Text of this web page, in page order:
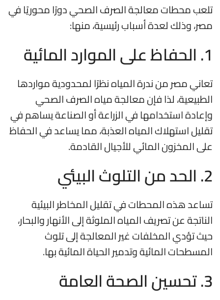
تلعب محطات معالجة الصرف الصحي دورًا محوريًا في
مصر، وذلك لعدة أسباب رئيسية، منها:
1. الحفاظ على الموارد المائية
تعاني مصر من ندرة المياه نظرًا لمحدودية مواردها
الطبيعية، لذا فإن معالجة مياه الصرف الصحي
وإعادة استخدامها في الزراعة أو الصناعة يساهم في
تقليل استهلاك المياه العذبة، مما يساعد في الحفاظ
على المخزون المائي للأجيال القادمة.
2. الحد من التلوث البيئي
تساعد هذه المحطات في تقليل المخاطر البيئية
الناتجة عن تصريف المياه الملوثة إلى الأنهار والبحار،
حيث تؤدي المخلفات غير المعالجة إلى تلوث
المسطحات المائية وتدمير الحياة المائية بها.
3. تحسين الصحة العامة